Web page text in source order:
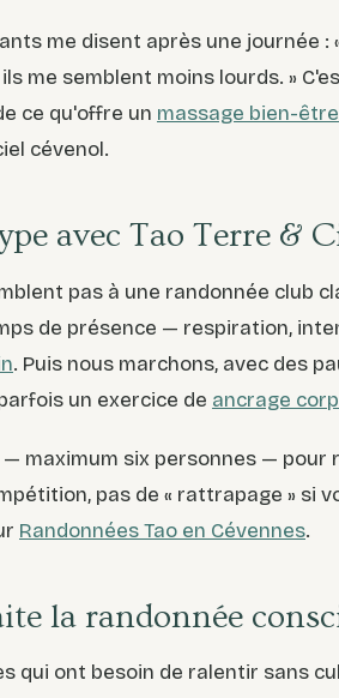
me disent après une journée :
me semblent moins lourds. »
ce qu'offre un massage bien-être
cévenol.
avec Tao Terre &
pas à une randonnée club
de présence — respiration,
. Puis nous marchons, avec des
un exercice de ancrage
maximum six personnes — pour
pas de « rattrapage » si
Randonnées Tao en Cévennes.
la randonnée
qui ont besoin de ralentir sans